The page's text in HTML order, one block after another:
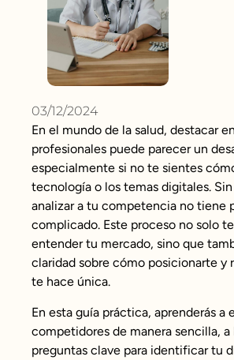
03/12/2024
En el mundo de la salud, destacar
profesionales puede parecer un
especialmente si no te sientes
tecnología o los temas digitales.
analizar a tu competencia no tiene
complicado. Este proceso no solo
entender tu mercado, sino que
claridad sobre cómo posicionarte y
te hace única.
En esta guía práctica, aprenderás a
competidores de manera sencilla, a
preguntas clave para identificar tu